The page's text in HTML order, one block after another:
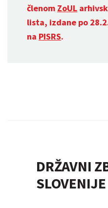
členom ZoUL
lista, izdane po
na PISRS.
DRŽAVNI
SLOVENIJE